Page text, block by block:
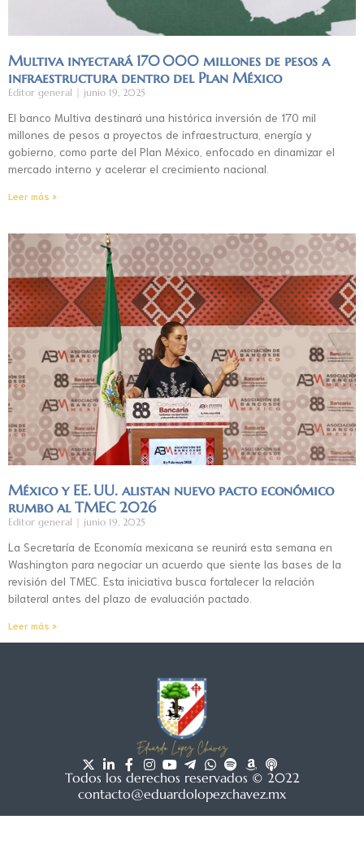
Multiva inyectará 170 000 millones de pesos a
infraestructura dentro del Plan México
Editor general junio 19, 2025
El banco Multiva destinará una histórica inversión de 170 mil
millones de pesos a proyectos de infraestructura, energía y
gobierno, como parte del Plan México, enfocado en dinamizar el
mercado interno y acelerar el crecimiento nacional.
Leer más »
México y EE. UU. alistan nuevo pacto económico
rumbo al TMEC 2026
Editor general junio 19, 2025
La Secretaría de Economía mexicana se reunirá esta semana en
Washington para negociar un acuerdo que siente las bases de la
revisión del TMEC. Esta iniciativa busca fortalecer la relación
bilateral antes del plazo de evaluación pactado.
Leer más »
Todos los derechos reservados © 2022
contacto@eduardolopezchavez.mx